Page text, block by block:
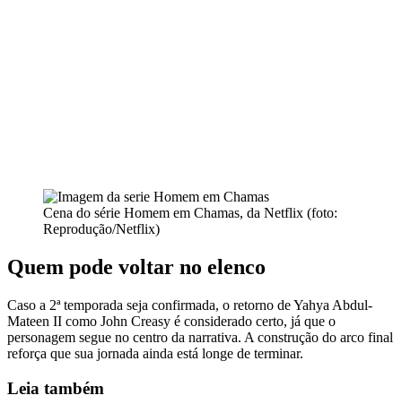
Cena do série Homem em Chamas, da Netflix (foto:
Reprodução/Netflix)
Quem pode voltar no elenco
Caso a 2ª temporada seja confirmada, o retorno de Yahya Abdul-
Mateen II como John Creasy é considerado certo, já que o
personagem segue no centro da narrativa. A construção do arco final
reforça que sua jornada ainda está longe de terminar.
Leia também